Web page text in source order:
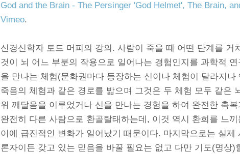
God and the Brain - The Persinger 'God Helmet', The Brain,
Vimeo.
신경신학자 토드 머피의 강의. 사람이 죽을 때 어떤 단계를
것이 뇌 어느 부분의 작용으로 일어나는 경험인지를 과학적
을 만나는 체험(문화권마다 등장하는 신이나 체험이 달라지
죽음의 체험과 같은 경로를 밟으며 그것은 두 체험 모두 같은
위 깨달음을 이루었거나 신을 만나는 경험을 하여 완전한 축
완전히 다른 사람으로 환골탈태하는데, 이것 역시 환희를 느
이에 급진적인 변화가 일어났기 때문이다. 마지막으로는 실
론자이든 갖고 있는 믿음을 바꿀 필요는 없고 다만 기도(명상